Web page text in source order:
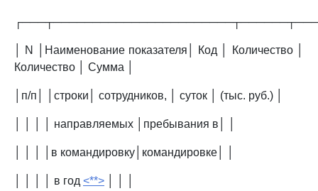
│ N │Наименование показателя│ Код │ Количество │
Количество │ Сумма │
│п/п│ │строки│ сотрудников, │ суток │ (тыс. руб.) │
│ │ │ │ направляемых │пребывания в│ │
│ │ │ │в командировку│командировке│ │
│ │ │ │ в год <**>